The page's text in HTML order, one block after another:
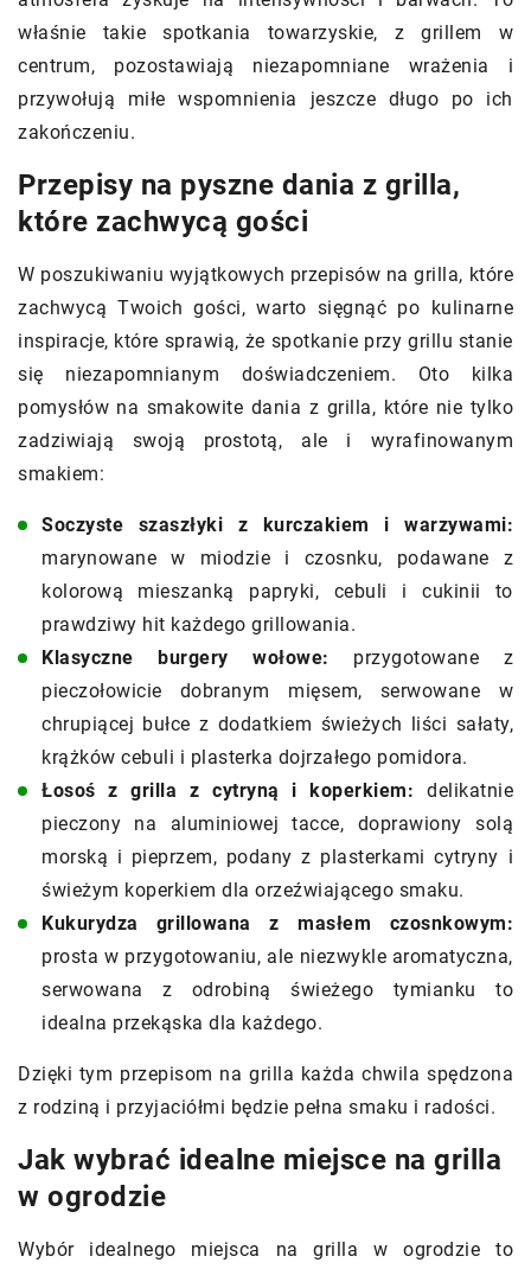
właśnie takie spotkania towarzyskie, z grillem w
centrum, pozostawiają niezapomniane wrażenia i
przywołują miłe wspomnienia jeszcze długo po ich
zakończeniu.
Przepisy na pyszne dania z grilla,
które zachwycą gości
W poszukiwaniu wyjątkowych przepisów na grilla, które
zachwycą Twoich gości, warto sięgnąć po kulinarne
inspiracje, które sprawią, że spotkanie przy grillu stanie
się niezapomnianym doświadczeniem. Oto kilka
pomysłów na smakowite dania z grilla, które nie tylko
zadziwiają swoją prostotą, ale i wyrafinowanym
smakiem:
Soczyste szaszłyki z kurczakiem i warzywami:
marynowane w miodzie i czosnku, podawane z
kolorową mieszanką papryki, cebuli i cukinii to
prawdziwy hit każdego grillowania.
Klasyczne burgery wołowe: przygotowane z
pieczołowicie dobranym mięsem, serwowane w
chrupiącej bułce z dodatkiem świeżych liści sałaty,
krążków cebuli i plasterka dojrzałego pomidora.
Łosoś z grilla z cytryną i koperkiem: delikatnie
pieczony na aluminiowej tacce, doprawiony solą
morską i pieprzem, podany z plasterkami cytryny i
świeżym koperkiem dla orzeźwiającego smaku.
Kukurydza grillowana z masłem czosnkowym:
prosta w przygotowaniu, ale niezwykle aromatyczna,
serwowana z odrobiną świeżego tymianku to
idealna przekąska dla każdego.
Dzięki tym przepisom na grilla każda chwila spędzona
z rodziną i przyjaciółmi będzie pełna smaku i radości.
Jak wybrać idealne miejsce na grilla
w ogrodzie
Wybór idealnego miejsca na grilla w ogrodzie to